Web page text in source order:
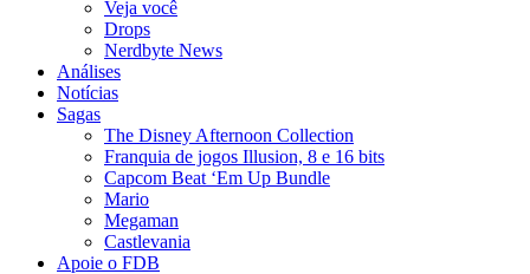
Veja você
Drops
Nerdbyte News
Análises
Notícias
Sagas
The Disney Afternoon Collection
Franquia de jogos Illusion, 8 e 16 bits
Capcom Beat ‘Em Up Bundle
Mario
Megaman
Castlevania
Apoie o FDB